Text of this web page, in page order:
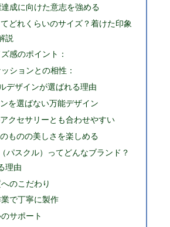
成に向けた意志を強める
どれくらいのサイズ？着けた印象
説
感のポイント：
ションとの相性：
デザインが選ばれる理由
を選ばない万能デザイン
クセサリーとも合わせやすい
ものの美しさを楽しめる
パスクル）ってどんなブランド？
理由
のこだわり
で丁寧に製作
サポート